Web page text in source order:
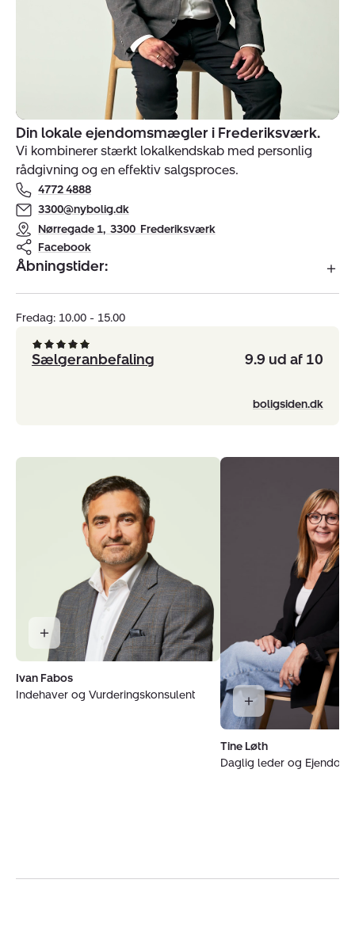
Indehavere
af
ejendomsmægler
Nybolig
Frederiksværk
Din lokale ejendomsmægler i Frederiksværk.
Vi kombinerer stærkt lokalkendskab med personlig
rådgivning og en effektiv salgsproces.
4772 4888
3300@nybolig.dk
Nørregade 1, 3300 Frederiksværk
Facebook
Åbningstider:
Fredag: 10.00 - 15.00
Sælgeranbefaling 9.9 ud af 10
boligsiden.dk
Ivan Fabos
Indehaver og Vurderingskonsulent
Tine Løth
Daglig leder og